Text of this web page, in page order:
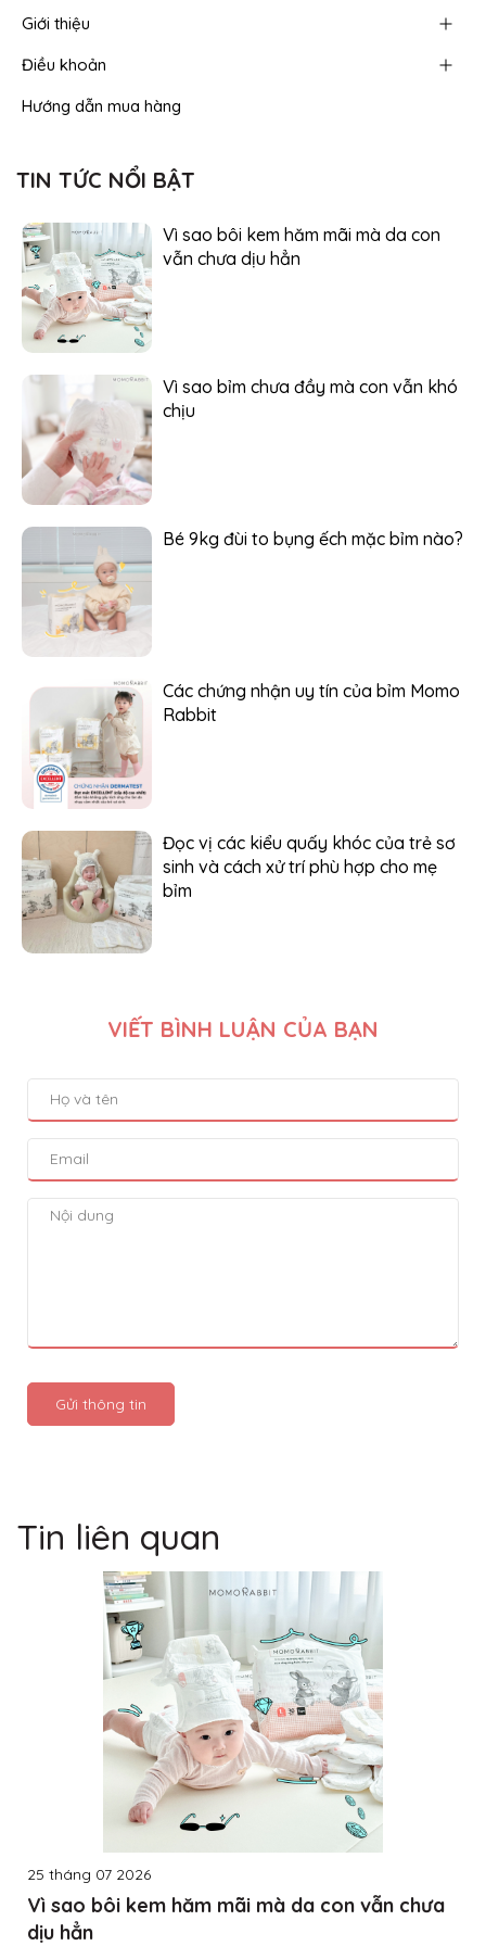
Giới thiệu
Điều khoản
Hướng dẫn mua hàng
TIN TỨC NỔI BẬT
Vì sao bôi kem hăm mãi mà da con
vẫn chưa dịu hẳn
Vì sao bỉm chưa đầy mà con vẫn khó
chịu
Bé 9kg đùi to bụng ếch mặc bỉm nào?
Các chứng nhận uy tín của bỉm Momo
Rabbit
Đọc vị các kiểu quấy khóc của trẻ sơ
sinh và cách xử trí phù hợp cho mẹ
bỉm
VIẾT BÌNH LUẬN CỦA BẠN
Gửi thông tin
Tin liên quan
25 tháng 07 2026
Vì sao bôi kem hăm mãi mà da con vẫn chưa
dịu hẳn